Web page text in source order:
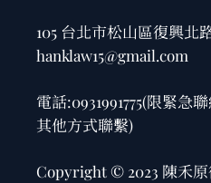
105 台北市松山區復興北
hanklaw15@gmail.com
電話:0931991775(限緊急
其他方式聯繫)
Copyright © 2023 陳禾